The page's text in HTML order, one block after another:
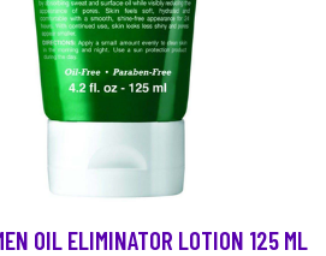
OIL ELIMINATOR LOTION 125 ML